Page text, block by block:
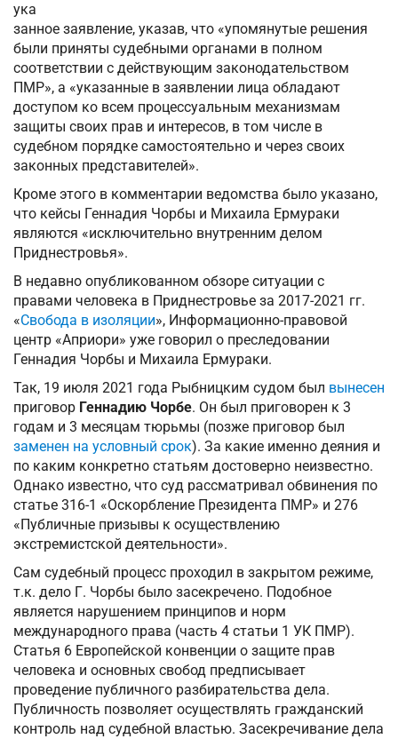
ука
занное заявление, указав, что «упомянутые решения
были приняты судебными органами в полном
соответствии с действующим законодательством
ПМР», а «указанные в заявлении лица обладают
доступом ко всем процессуальным механизмам
защиты своих прав и интересов, в том числе в
судебном порядке самостоятельно и через своих
законных представителей».
Кроме этого в комментарии ведомства было указано,
что кейсы Геннадия Чорбы и Михаила Ермураки
являются «исключительно внутренним делом
Приднестровья».
В недавно опубликованном обзоре ситуации с
правами человека в Приднестровье за 2017-2021 гг.
«Свобода в изоляции», Информационно-правовой
центр «Априори» уже говорил о преследовании
Геннадия Чорбы и Михаила Ермураки.
Так, 19 июля 2021 года Рыбницким судом был вынесен
приговор Геннадию Чорбе. Он был приговорен к 3
годам и 3 месяцам тюрьмы (позже приговор был
заменен на условный срок). За какие именно деяния и
по каким конкретно статьям достоверно неизвестно.
Однако известно, что суд рассматривал обвинения по
статье 316-1 «Оскорбление Президента ПМР» и 276
«Публичные призывы к осуществлению
экстремистской деятельности».
Сам судебный процесс проходил в закрытом режиме,
т.к. дело Г. Чорбы было засекречено. Подобное
является нарушением принципов и норм
международного права (часть 4 статьи 1 УК ПМР).
Статья 6 Европейской конвенции о защите прав
человека и основных свобод предписывает
проведение публичного разбирательства дела.
Публичность позволяет осуществлять гражданский
контроль над судебной властью. Засекречивание дела